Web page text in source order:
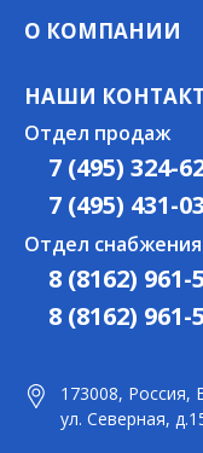
О КОМПАНИИ
НАШИ
Отдел продаж
7 (495) 324-
7 (495) 431-
Отдел снабжения
8 (8162) 961-
8 (8162) 961-
173008, Россия,
ул. Северная,